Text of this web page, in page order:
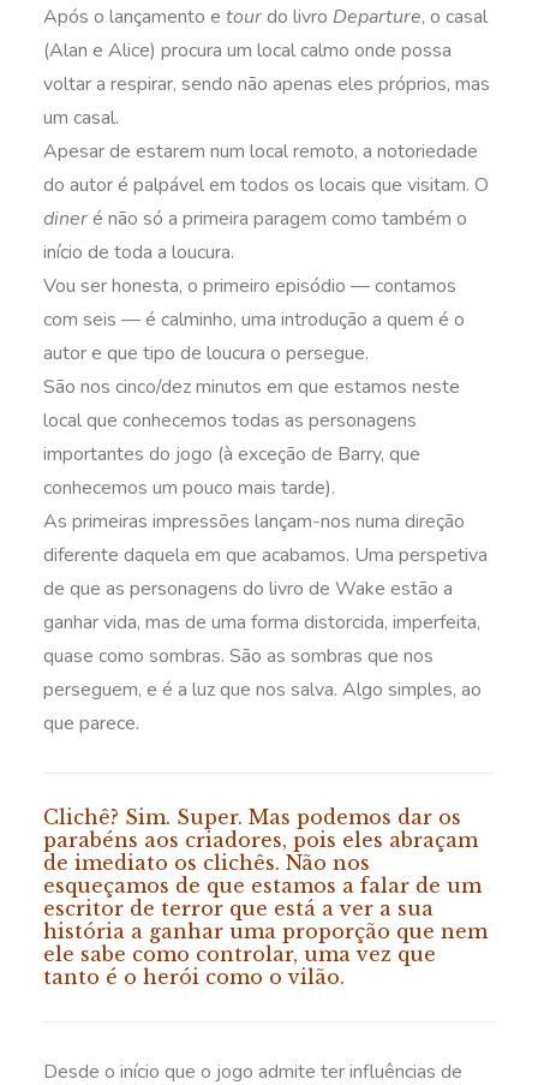
Após o lançamento e tourdo livro Departure, o casal
(Alan e Alice) procura um local calmo onde possa
voltar a respirar, sendo não apenas eles próprios, mas
um casal.
Apesar de estarem num local remoto, a notoriedade
do autor é palpável em todos os locais que visitam. O
dineré não só a primeira paragem como também o
início de toda a loucura.
Vou ser honesta, o primeiro episódio — contamos
com seis — é calminho, uma introdução a quem é o
autor e que tipo de loucura o persegue.
São nos cinco/dez minutos em que estamos neste
local que conhecemos todas as personagens
importantes do jogo (à exceção de Barry, que
conhecemos um pouco mais tarde).
As primeiras impressões lançam-nos numa direção
diferente daquela em que acabamos. Uma perspetiva
de que as personagens do livro de Wake estão a
ganhar vida, mas de uma forma distorcida, imperfeita,
quase como sombras. São as sombras que nos
perseguem, e é a luz que nos salva. Algo simples, ao
que parece.
Clichê? Sim. Super. Mas podemos dar os
parabéns aos criadores, pois eles abraçam
de imediato os clichês. Não nos
esqueçamos de que estamos a falar de um
escritor de terror que está a ver a sua
história a ganhar uma proporção que nem
ele sabe como controlar, uma vez que
tanto é o herói como o vilão.
Desde o início que o jogo admite ter influências de